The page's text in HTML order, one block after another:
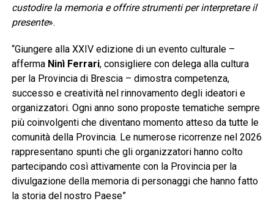
custodire la memoria e offrire strumenti per interpretare il
presente».
“Giungere alla XXIV edizione di un evento culturale –
afferma Ninì Ferrari, consigliere con delega alla cultura
per la Provincia di Brescia – dimostra competenza,
successo e creatività nel rinnovamento degli ideatori e
organizzatori. Ogni anno sono proposte tematiche sempre
più coinvolgenti che diventano momento atteso da tutte le
comunità della Provincia. Le numerose ricorrenze nel 2026
rappresentano spunti che gli organizzatori hanno colto
partecipando così attivamente con la Provincia per la
divulgazione della memoria di personaggi che hanno fatto
la storia del nostro Paese”